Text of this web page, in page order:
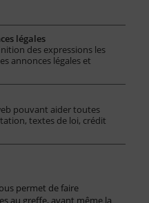
légales
des expressions les
annonces légales et
pouvant aider toutes
textes de loi, crédit
permet de faire
au greffe, avant même la